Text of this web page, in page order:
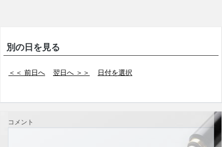
別の日を見る
＜＜ 前日へ 翌日へ ＞＞ 日付を選択
コメント